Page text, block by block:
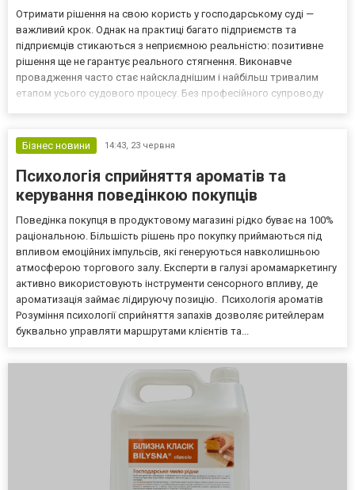
Отримати рішення на свою користь у господарському суді —
важливий крок. Однак на практиці багато підприємств та
підприємців стикаються з неприємною реальністю: позитивне
рішення ще не гарантує реального стягнення. Виконавче
провадження часто стає найскладнішим і найбільш тривалим
етапом усього судового процесу. Без професійного супроводу
рішень...
Бізнес новини 14:43, 23 червня
Психологія сприйняття ароматів та
керування поведінкою покупців
Поведінка покупця в продуктовому магазині рідко буває на 100%
раціональною. Більшість рішень про покупку приймаються під
впливом емоційних імпульсів, які генеруються навколишньою
атмосферою торгового залу. Експерти в галузі аромамаркетингу
активно використовують інструменти сенсорного впливу, де
ароматизація займає лідируючу позицію. Психологія ароматів
Розуміння психології сприйняття запахів дозволяє ритейлерам
буквально управляти маршрутами клієнтів та...